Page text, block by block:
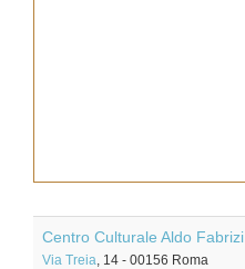
Centro Culturale Aldo Fabrizi
Via Treia, 14 - 00156 Roma